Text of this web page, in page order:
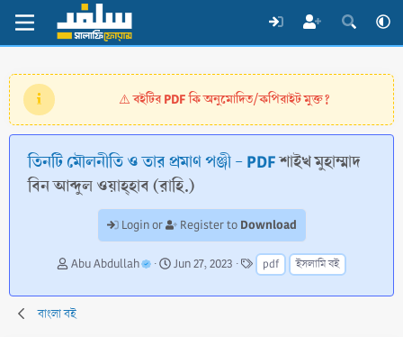
⚠️বইটির PDF কি অনুমোদিত/কপিরাইট মুক্ত?
তিনটি মৌলনীতি ও তার প্রমাণ পঞ্জী - PDFশাইখ মুহাম্মাদ
বিন আব্দুল ওয়াহ্হাব (রাহি.)
Login or Register to Download
A
t
h
Abu Abdullah
C
e
Jun 27, 2023
T
a
g
pdf ইসলামি বই
বাংলা বই